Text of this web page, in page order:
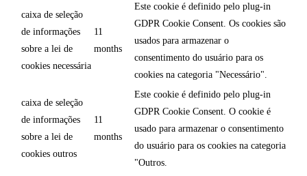
caixa de seleção
de informações
sobre a lei de
cookies necessária
11
months
Este cookie é definido pelo plug-in
GDPR Cookie Consent. Os cookies são
usados para armazenar o
consentimento do usuário para os
cookies na categoria "Necessário".
caixa de seleção
de informações
sobre a lei de
cookies outros
11
months
Este cookie é definido pelo plug-in
GDPR Cookie Consent. O cookie é
usado para armazenar o consentimento
do usuário para os cookies na categoria
"Outros.